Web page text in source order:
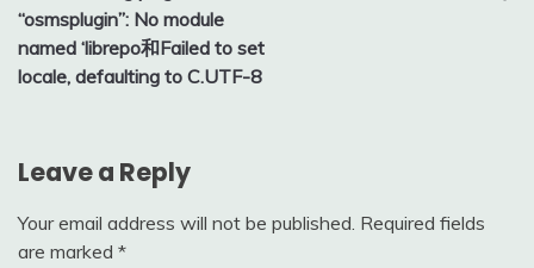
“osmsplugin”: No module
named ‘librepo和Failed to set
locale, defaulting to C.UTF-8
Leave a Reply
Your email address will not be published. Required fields
are marked *